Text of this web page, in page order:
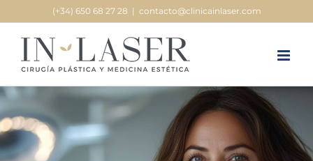
al
contenido
(+34) 650 68 27 28 | contacto@clinicainlaser.com